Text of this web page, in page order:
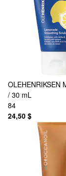
OLEHENRIKSEN
/ 30 mL
84
24,50 $